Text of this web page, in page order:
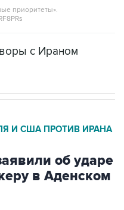
приоритеты».
с Ираном
И США ПРОТИВ ИРАНА
об ударе
в Аденском